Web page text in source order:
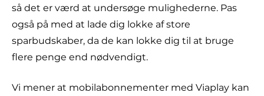
så det er værd at undersøge mulighederne. Pas
også på med at lade dig lokke af store
sparbudskaber, da de kan lokke dig til at bruge
flere penge end nødvendigt.
Vi mener at mobilabonnementer med Viaplay kan